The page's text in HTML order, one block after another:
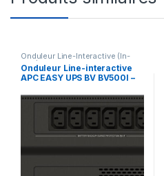
Onduleur Line-Interactive (In-
Line)
Onduleur Line-interactive
APC EASY UPS BV BV500I –